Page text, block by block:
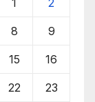
1 2
8 9
15 16
22 23